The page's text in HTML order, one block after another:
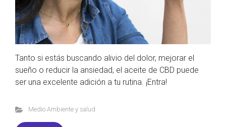
Tanto si estás buscando alivio del dolor, mejorar el
sueño o reducir la ansiedad, el aceite de CBD puede
ser una excelente adición a tu rutina. ¡Entra!
Medio Ambiente y salud